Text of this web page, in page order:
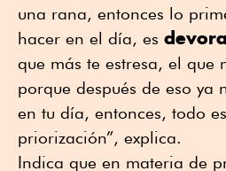
una rana, entonces lo
hacer en el día, es
que más te estresa, el que
porque después de eso ya
en tu día, entonces, todo
priorización”, explica.
Indica que en materia de